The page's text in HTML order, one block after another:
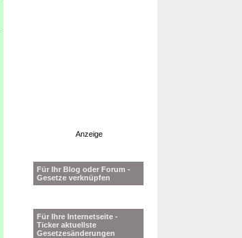
Anzeige
Für Ihr Blog oder Forum -
Gesetze verknüpfen
Für Ihre Internetseite -
Ticker aktuellste
Gesetzesänderungen